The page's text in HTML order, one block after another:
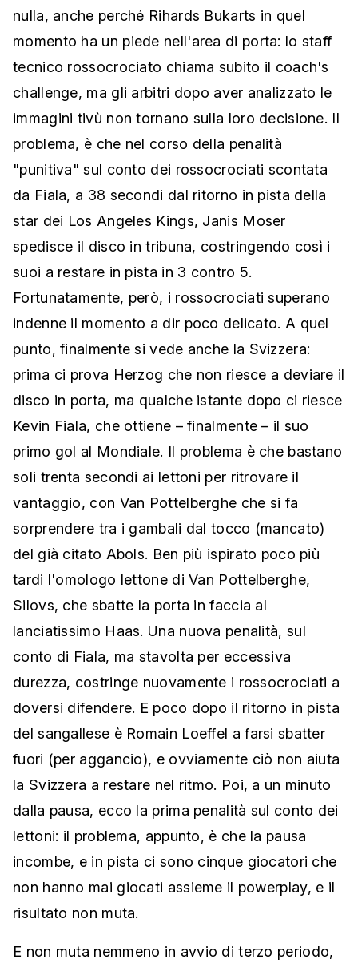
nulla, anche perché Rihards Bukarts in quel
momento ha un piede nell'area di porta: lo staff
tecnico rossocrociato chiama subito il coach's
challenge, ma gli arbitri dopo aver analizzato le
immagini tivù non tornano sulla loro decisione. Il
problema, è che nel corso della penalità
"punitiva" sul conto dei rossocrociati scontata
da Fiala, a 38 secondi dal ritorno in pista della
star dei Los Angeles Kings, Janis Moser
spedisce il disco in tribuna, costringendo così i
suoi a restare in pista in 3 contro 5.
Fortunatamente, però, i rossocrociati superano
indenne il momento a dir poco delicato. A quel
punto, finalmente si vede anche la Svizzera:
prima ci prova Herzog che non riesce a deviare il
disco in porta, ma qualche istante dopo ci riesce
Kevin Fiala, che ottiene – finalmente – il suo
primo gol al Mondiale. Il problema è che bastano
soli trenta secondi ai lettoni per ritrovare il
vantaggio, con Van Pottelberghe che si fa
sorprendere tra i gambali dal tocco (mancato)
del già citato Abols. Ben più ispirato poco più
tardi l'omologo lettone di Van Pottelberghe,
Silovs, che sbatte la porta in faccia al
lanciatissimo Haas. Una nuova penalità, sul
conto di Fiala, ma stavolta per eccessiva
durezza, costringe nuovamente i rossocrociati a
doversi difendere. E poco dopo il ritorno in pista
del sangallese è Romain Loeffel a farsi sbatter
fuori (per aggancio), e ovviamente ciò non aiuta
la Svizzera a restare nel ritmo. Poi, a un minuto
dalla pausa, ecco la prima penalità sul conto dei
lettoni: il problema, appunto, è che la pausa
incombe, e in pista ci sono cinque giocatori che
non hanno mai giocati assieme il powerplay, e il
risultato non muta.
E non muta nemmeno in avvio di terzo periodo,